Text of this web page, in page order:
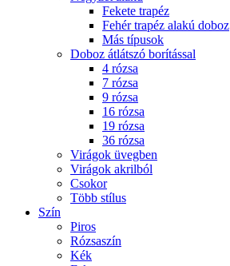
Fekete trapéz
Fehér trapéz alakú doboz
Más típusok
Doboz átlátszó borítással
4 rózsa
7 rózsa
9 rózsa
16 rózsa
19 rózsa
36 rózsa
Virágok üvegben
Virágok akrilból
Csokor
Több stílus
Szín
Piros
Rózsaszín
Kék